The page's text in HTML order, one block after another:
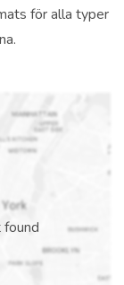
för alla typer